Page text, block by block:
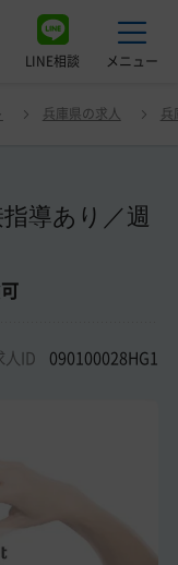
LINE相談 メニュー
兵庫県の求人
導あり／週
人ID 090100028HG1
より直接指導あり
未経験可